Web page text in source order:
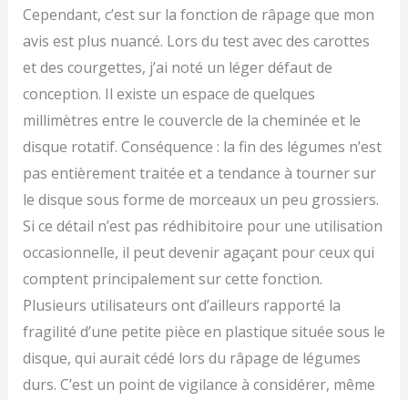
Cependant, c’est sur la fonction de râpage que mon
avis est plus nuancé. Lors du test avec des carottes
et des courgettes, j’ai noté un léger défaut de
conception. Il existe un espace de quelques
millimètres entre le couvercle de la cheminée et le
disque rotatif. Conséquence : la fin des légumes n’est
pas entièrement traitée et a tendance à tourner sur
le disque sous forme de morceaux un peu grossiers.
Si ce détail n’est pas rédhibitoire pour une utilisation
occasionnelle, il peut devenir agaçant pour ceux qui
comptent principalement sur cette fonction.
Plusieurs utilisateurs ont d’ailleurs rapporté la
fragilité d’une petite pièce en plastique située sous le
disque, qui aurait cédé lors du râpage de légumes
durs. C’est un point de vigilance à considérer, même